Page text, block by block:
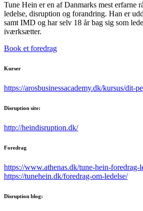
Tune Hein er en af Danmarks mest erfarne
ledelse, disruption og forandring. Han er
samt IMD og har selv 18 år bag sig som
iværksætter.
Book et foredrag
Kurser
https://arosbusinessacademy.dk/kursus/dit-
Disruption site:
http://heindisruption.dk/
Foredrag
https://www.athenas.dk/tune-hein-foredrag-
https://tunehein.dk/foredrag-om-ledelse/
Disruption blog: